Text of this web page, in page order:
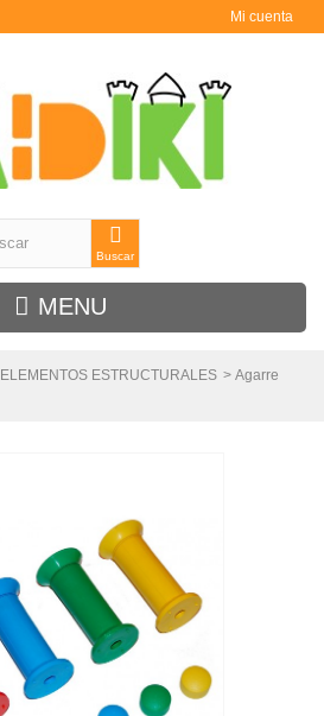
Mi cuenta
Buscar
MENU
ELEMENTOS ESTRUCTURALES > Agarre